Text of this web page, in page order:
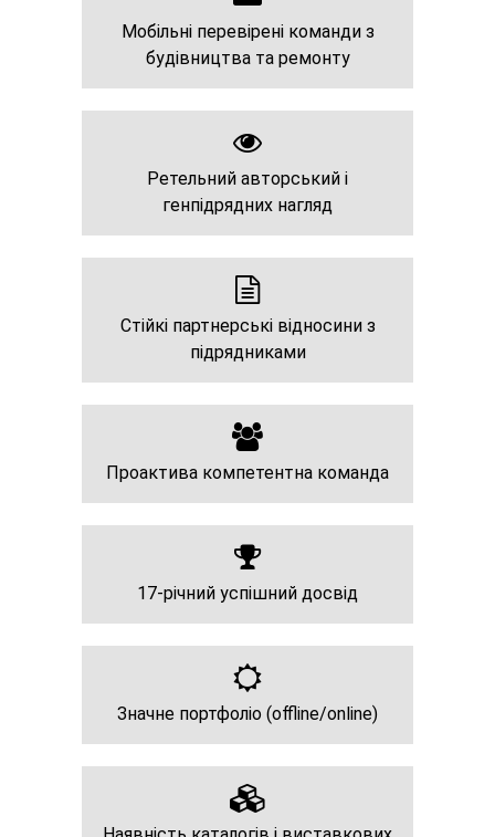
Мобільні перевірені команди з
будівництва та ремонту
Ретельний авторський і
генпідрядних нагляд
Стійкі партнерські відносини з
підрядниками
Проактива компетентна команда
17-річний успішний досвід
Значне портфоліо (offline/online)